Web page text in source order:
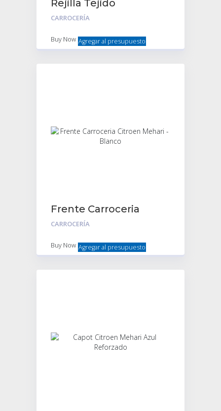
Rejilla Tejido
S/Ventilete Negro
CARROCERÍA
Buy Now Agregar al presupuesto
Frente Carroceria
Citroen Mehari –
CARROCERÍA
Buy Now Agregar al presupuesto